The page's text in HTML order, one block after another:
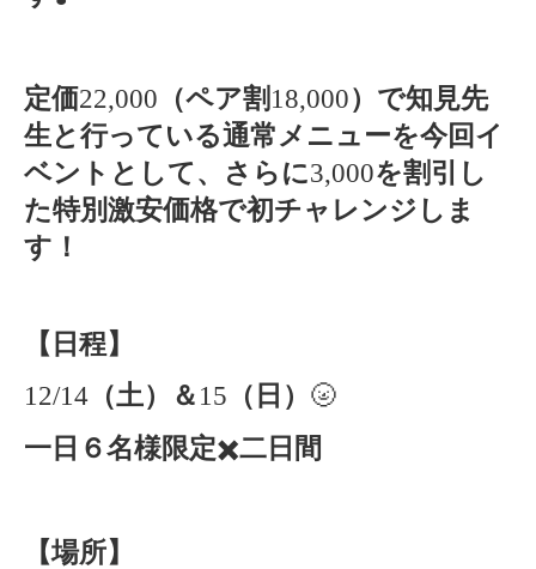
定価22,000 （ペア割 18,000）で知見先
生と行っている通常メニューを今回イ
ベントとして、さらに3,000を割引し
た特別激安価格で初チャレンジしま
す！
【日程】
12/14 （土）＆ 15 （日） 🌝
一日６名様限定✖️二日間
【場所】